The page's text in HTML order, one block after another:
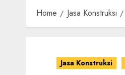
Home Jasa Konstruksi
Jasa Konstruksi